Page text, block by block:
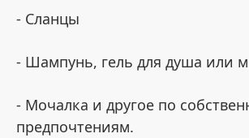
- Сланцы
- Шампунь, гель для душа или
- Мочалка и другое по
предпочтениям.